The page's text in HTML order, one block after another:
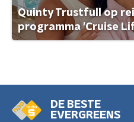
Quinty Trustfull op
programma 'Cruise
DE BESTE
EVERGREENS